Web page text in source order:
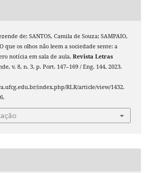
de; SANTOS, Camila de Souza; SAMPAIO,
que os olhos não leem a sociedade sente: a
notícia em sala de aula. Revista Letras
v. 8, n. 3, p. Port. 147–169 / Eng. 144, 2023.
index.php/RLR/article/view/1432.